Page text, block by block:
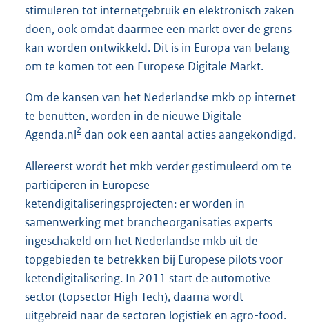
stimuleren tot internetgebruik en elektronisch zaken
doen, ook omdat daarmee een markt over de grens
kan worden ontwikkeld. Dit is in Europa van belang
om te komen tot een Europese Digitale Markt.
Om de kansen van het Nederlandse mkb op internet
te benutten, worden in de nieuwe Digitale
Agenda.nl2 dan ook een aantal acties aangekondigd.
Allereerst wordt het mkb verder gestimuleerd om te
participeren in Europese
ketendigitaliseringsprojecten: er worden in
samenwerking met brancheorganisaties experts
ingeschakeld om het Nederlandse mkb uit de
topgebieden te betrekken bij Europese pilots voor
ketendigitalisering. In 2011 start de automotive
sector (topsector High Tech), daarna wordt
uitgebreid naar de sectoren logistiek en agro-food.